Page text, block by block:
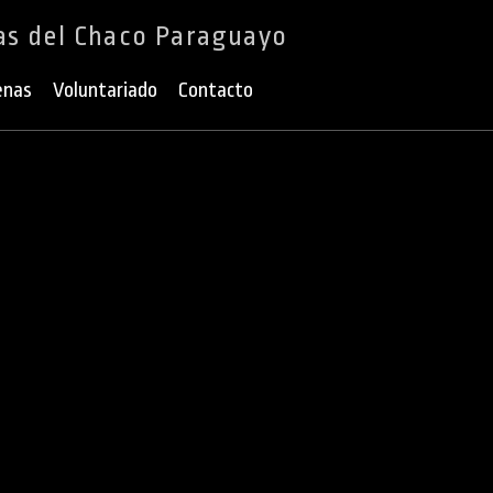
del Chaco Paraguayo
Voluntariado Contacto